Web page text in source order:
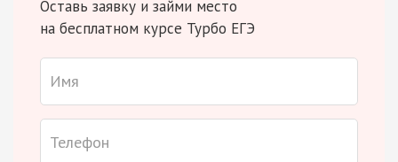
Оставь заявку и займи место
на бесплатном курсе Турбо ЕГЭ